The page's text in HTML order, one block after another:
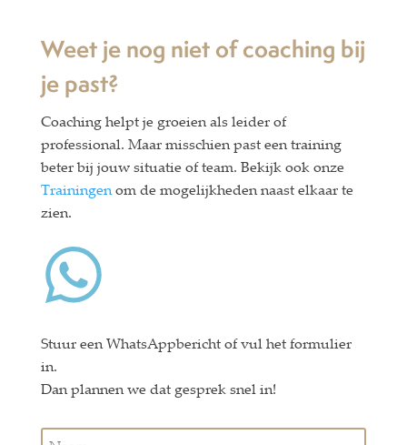
Weet je nog niet of coaching bij
je past?
Coaching helpt je groeien als leider of
professional. Maar misschien past een training
beter bij jouw situatie of team. Bekijk ook onze
Trainingenom de mogelijkheden naast elkaar te
zien.
Stuur een WhatsAppbericht of vul het formulier
in.
Dan plannen we dat gesprek snel in!